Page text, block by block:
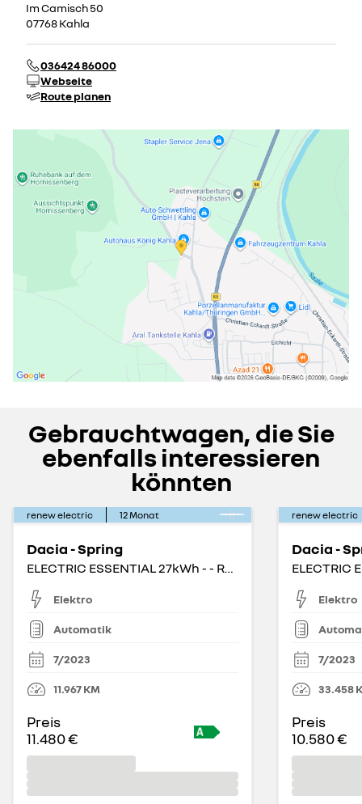
Im Camisch 50
07768 Kahla
036424 86000
Webseite
Route planen
Gebrauchtwagen, die Sie
ebenfalls interessieren
könnten
renew electric 12Monat
Dacia - Spring
ELECTRIC ESSENTIAL 27kWh - - RÜCKFAHRKAMERA
Elektro
Automatik
7/2023
11.967KM
Preis
11.480 €
renew electric
Dacia -
Elektro
7/2023
33.458
Preis
10.580 €